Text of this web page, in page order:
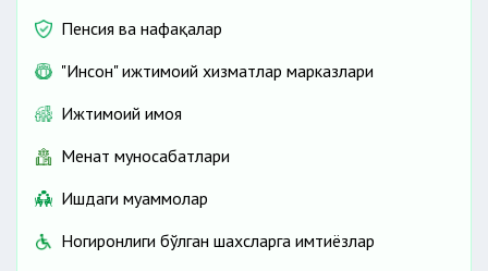
вазиятни таҳлил қилиш
Пенсия ва нафақалар
"Инсон" ижтимоий хизматлар марказлари
Ижтимоий ҳимоя
Меҳнат муносабатлари
Ишдаги муаммолар
Ногиронлиги бўлган шахсларга имтиёзлар